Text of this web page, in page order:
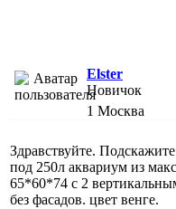
Elster
Новичок
1 Москва
Здравствуйте.
под 250л аквариум из
65*60*74 с 2
без фасадов. цвет венге.